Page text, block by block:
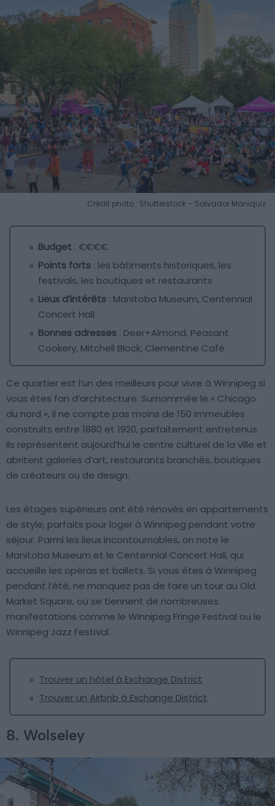
Crédit photo : Shutterstock – Salvador Maniquiz
Budget : €€€€
Points forts : les bâtiments historiques, les
festivals, les boutiques et restaurants
Lieux d’intérêts : Manitoba Museum, Centennial
Concert Hall
Bonnes adresses : Deer+Almond, Peasant
Cookery, Mitchell Block, Clementine Café
Ce quartier est l’un des meilleurs pour vivre à Winnipeg si
vous êtes fan d’architecture. Surnommée le « Chicago
du nord », il ne compte pas moins de 150 immeubles
construits entre 1880 et 1920, parfaitement entretenus.
Ils représentent aujourd’hui le centre culturel de la ville et
abritent galeries d’art, restaurants branchés, boutiques
de créateurs ou de design.
Les étages supérieurs ont été rénovés en appartements
de style, parfaits pour loger à Winnipeg pendant votre
séjour. Parmi les lieux incontournables, on note le
Manitoba Museum et le Centennial Concert Hall, qui
accueille les opéras et ballets. Si vous êtes à Winnipeg
pendant l’été, ne manquez pas de faire un tour au Old
Market Square, où se tiennent de nombreuses
manifestations comme le Winnipeg Fringe Festival ou le
Winnipeg Jazz Festival.
Trouver un hôtel à Exchange District
Trouver un Airbnb à Exchange District
8. Wolseley